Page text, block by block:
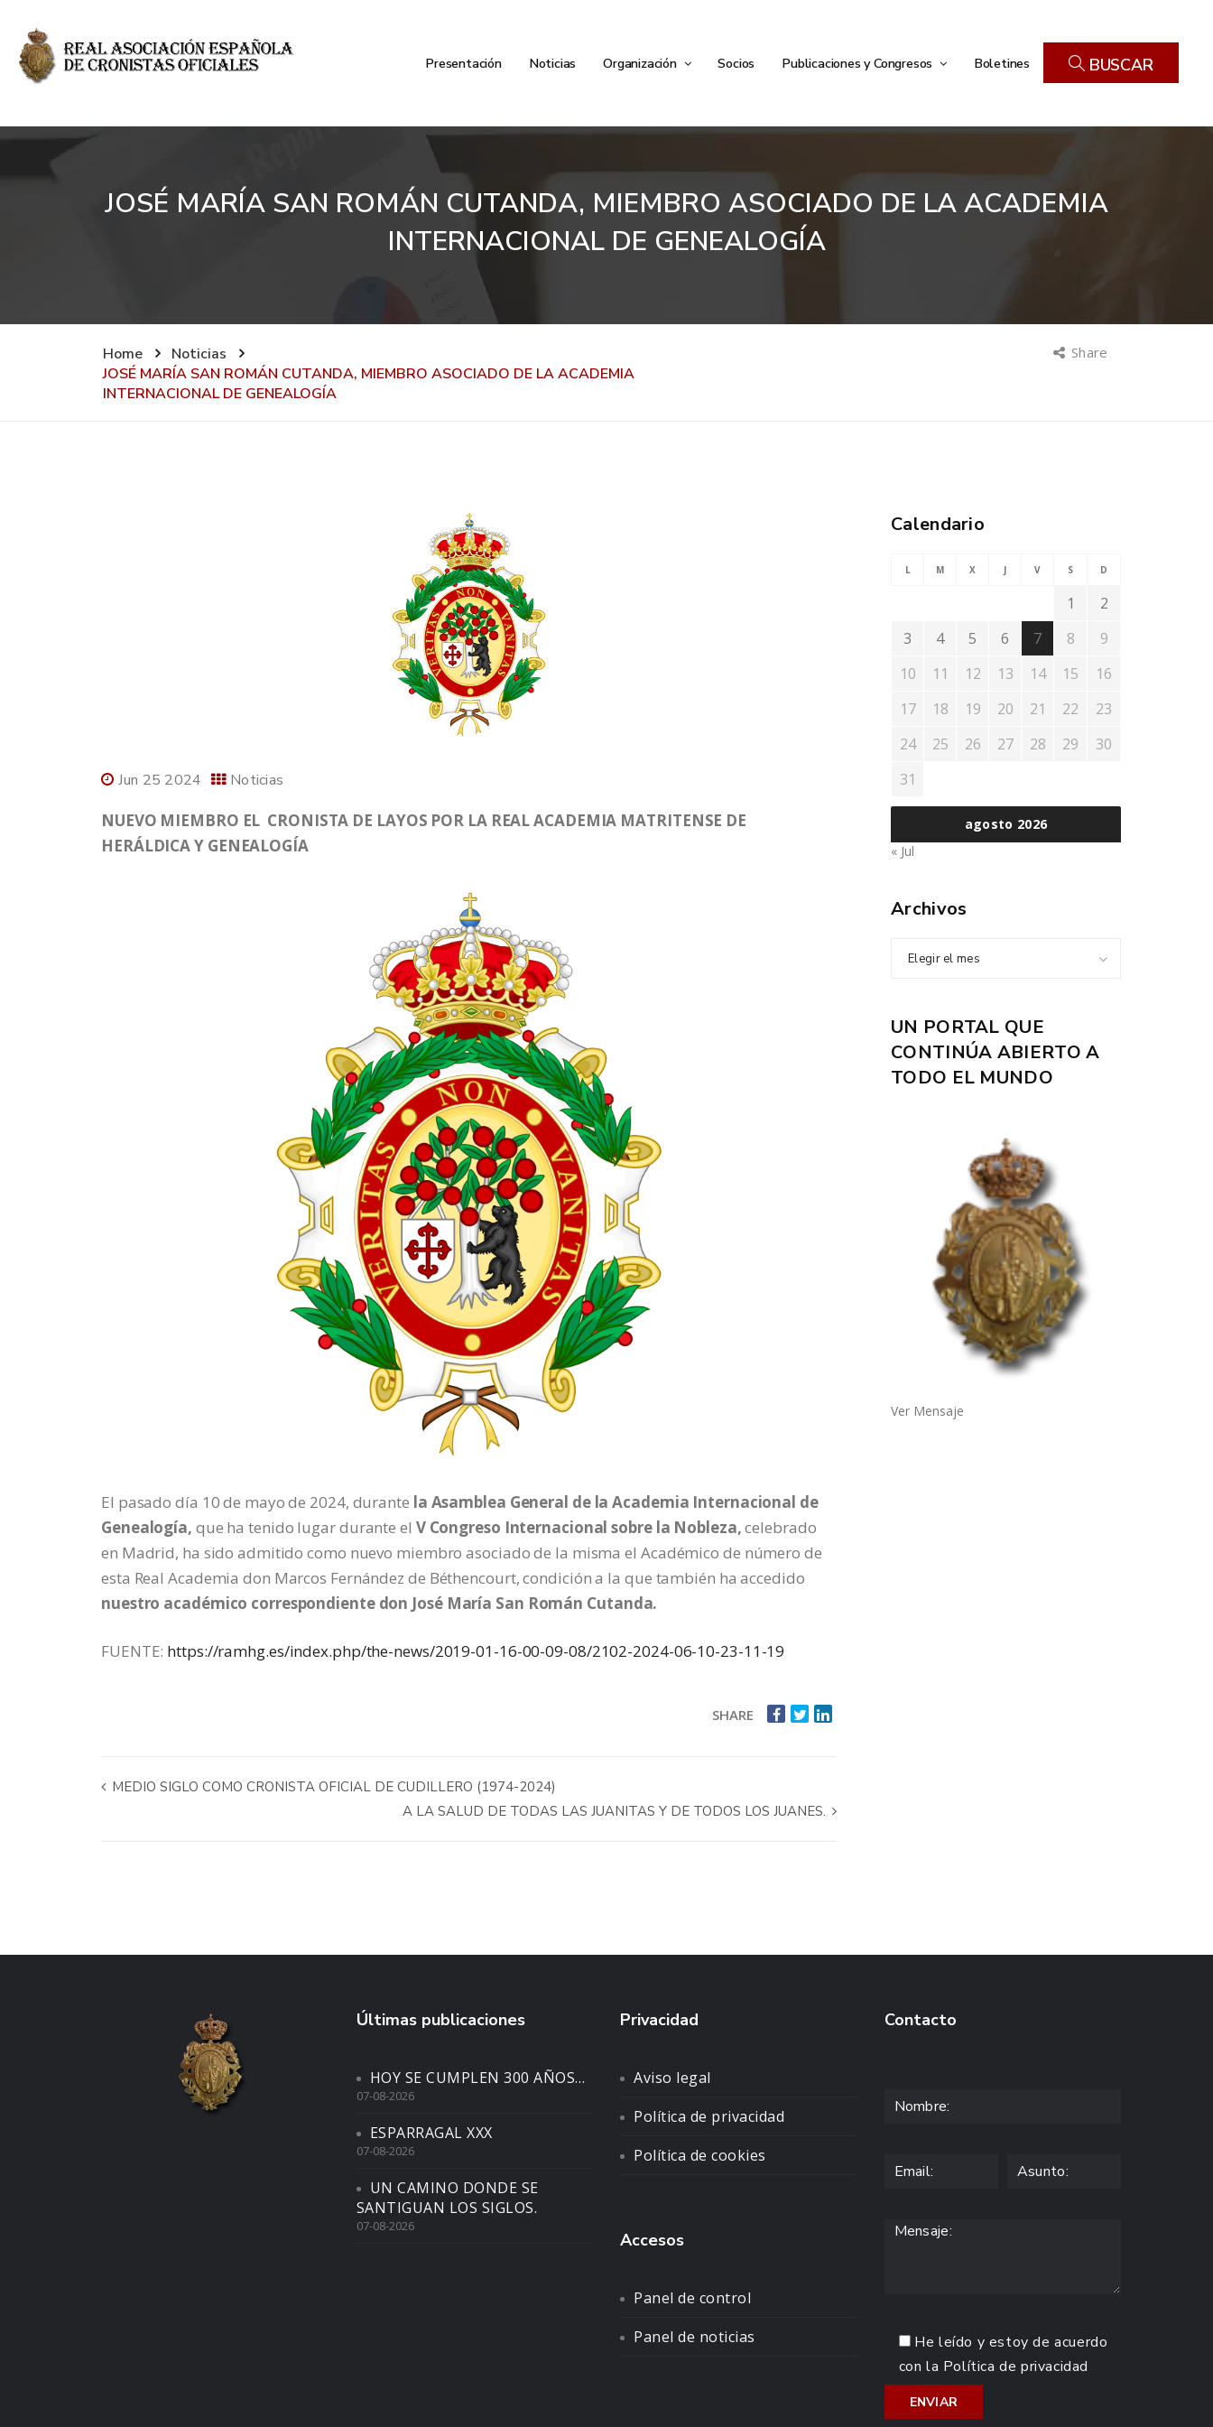
Presentación Noticias Organización Socios Publicaciones y Congresos Boletines BUSCAR
JOSÉ MARÍA SAN ROMÁN CUTANDA, MIEMBRO ASOCIADO DE LA ACADEMIA
INTERNACIONAL DE GENEALOGÍA
Home
Noticias
JOSÉ MARÍA SAN ROMÁN CUTANDA, MIEMBRO ASOCIADO DE LA ACADEMIA
INTERNACIONAL DE GENEALOGÍA
Share
Jun 25 2024 Noticias
NUEVO MIEMBRO EL CRONISTA DE LAYOS POR LA REAL ACADEMIA MATRITENSE DE
HERÁLDICA Y GENEALOGÍA
El pasado día 10 de mayo de 2024, durante la Asamblea General de la Academia Internacional de
Genealogía, que ha tenido lugar durante el V Congreso Internacional sobre la Nobleza,celebrado
en Madrid, ha sido admitido como nuevo miembro asociado de la misma el Académico de número de
esta Real Academia don Marcos Fernández de Béthencourt, condición a la que también ha accedido
nuestro académico correspondiente don José María San Román Cutanda.
FUENTE: https://ramhg.es/index.php/the-news/2019-01-16-00-09-08/2102-2024-06-10-23-11-19
SHARE
MEDIO SIGLO COMO CRONISTA OFICIAL DE CUDILLERO (1974-2024)
A LA SALUD DE TODAS LAS JUANITAS Y DE TODOS LOS JUANES.
Calendario
agosto 2026
L M X J V S D
1
2
3
4 5 6 7 8
9
10
11 12 13 14 15
16
17
18 19 20 21 22
23
24
25 26 27 28 29
30
31
« Jul
Archivos
Elegir el mes
UN PORTAL QUE
CONTINÚA ABIERTO A
TODO EL MUNDO
Ver Mensaje
Últimas publicaciones
HOY SE CUMPLEN 300 AÑOS…
07-08-2026
ESPARRAGAL XXX
07-08-2026
UN CAMINO DONDE SE
SANTIGUAN LOS SIGLOS.
07-08-2026
Privacidad
Aviso legal
Política de privacidad
Política de cookies
Accesos
Panel de control
Panel de noticias
Contacto
He leído y estoy de acuerdo
con la Política de privacidad